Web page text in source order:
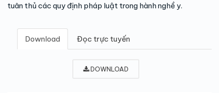
tuân thủ các quy định pháp luật trong hành nghề y.
Download Đọc trực tuyến
DOWNLOAD